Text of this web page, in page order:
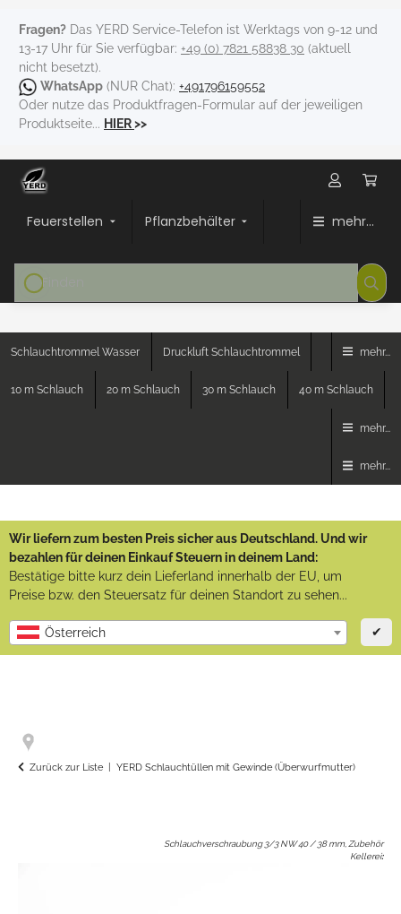
Fragen? Das YERD Service-Telefon ist Werktags von 9-12 und
13-17 Uhr für Sie verfügbar: +49 (0) 7821 58838 30 (aktuell
nicht besetzt).
WhatsApp (NUR Chat): +491796159552
Oder nutze das Produktfragen-Formular auf der jeweiligen
Produktseite... HIER>>
Feuerstellen Pflanzbehälter mehr...
Schlauchtrommel Wasser Druckluft Schlauchtrommel mehr...
10 m Schlauch 20 m Schlauch 30 m Schlauch 40 m Schlauch
mehr...
mehr...
Wir liefern zum besten Preis sicher aus Deutschland. Und wir
bezahlen für deinen Einkauf Steuern in deinem Land:
Bestätige bitte kurz dein Lieferland innerhalb der EU, um
Preise bzw. den Steuersatz für deinen Standort zu sehen...
Österreich ✔
Zurück zur Liste YERD Schlauchtüllen mit Gewinde (Überwurfmutter)
Schlauchverschraubung 3/3 NW 40 / 38 mm, Zubehör
Kellerei: